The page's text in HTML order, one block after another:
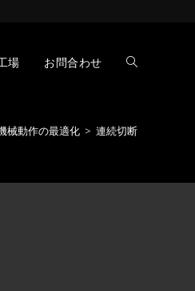
場 お問合わせ
械動作の最適化 > 連続切断